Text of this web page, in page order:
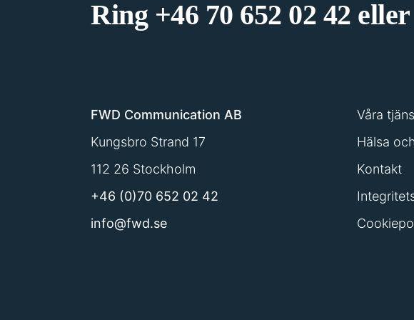
Ring +46 70 652 02 42
FWD Communication AB
Kungsbro Strand 17
112 26 Stockholm
+46 (0)70 652 02 42
info@fwd.se
Våra
Hälsa
Kontakt